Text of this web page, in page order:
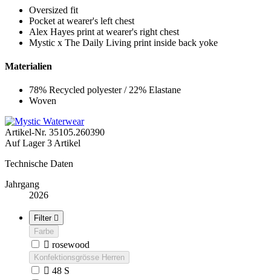
Oversized fit
Pocket at wearer's left chest
Alex Hayes print at wearer's right chest
Mystic x The Daily Living print inside back yoke
Materialien
78% Recycled polyester / 22% Elastane
Woven
Artikel-Nr. 35105.260390
Auf Lager 3 Artikel
Technische Daten
Jahrgang
2026
Filter 
Farbe
 rosewood
Konfektionsgrösse Herren
 48 S